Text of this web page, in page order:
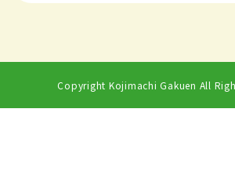
Copyright Kojimachi Gakuen All